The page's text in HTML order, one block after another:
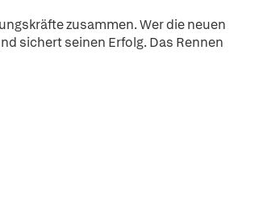
zusammen. Wer die neuen
sichert seinen Erfolg. Das Rennen